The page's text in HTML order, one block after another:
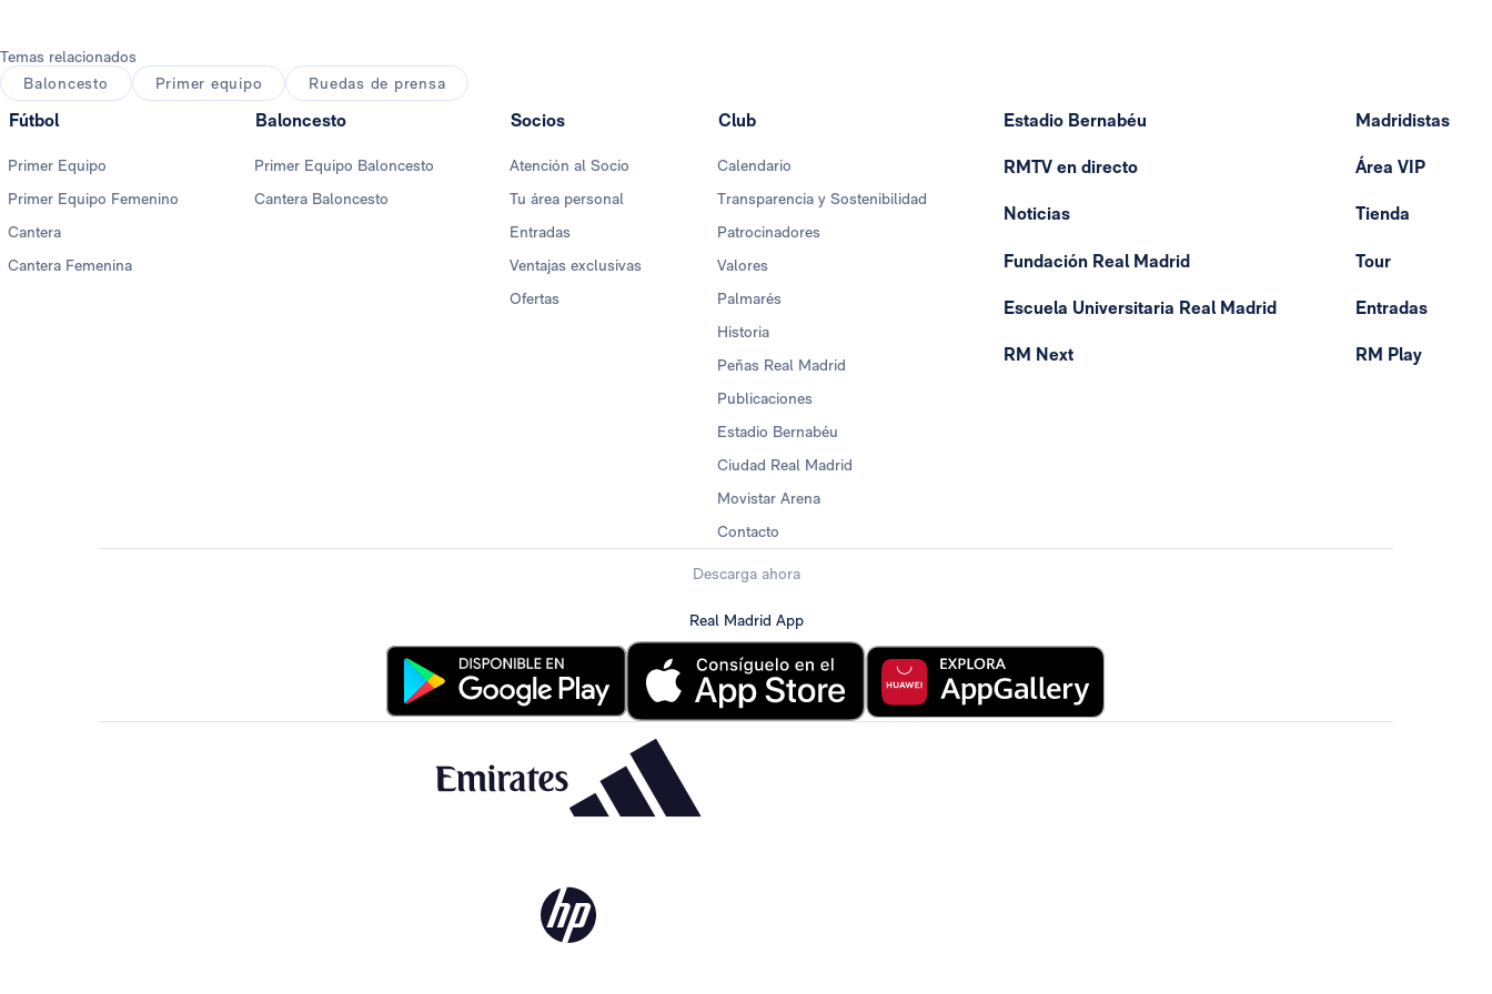
Temas relacionados
Baloncesto
Primer equipo Ruedas de prensa
Fútbol
Primer Equipo
Primer Equipo Femenino
Cantera
Cantera Femenina
Baloncesto
Primer Equipo Baloncesto
Cantera Baloncesto
Socios
Atención al Socio
Tu área personal
Entradas
Ventajas exclusivas
Ofertas
Club
Calendario
Transparencia y Sostenibilidad
Patrocinadores
Valores
Palmarés
Historia
Peñas Real Madrid
Publicaciones
Estadio Bernabéu
Ciudad Real Madrid
Movistar Arena
Contacto
Estadio Bernabéu
RMTV en directo
Noticias
Fundación Real Madrid
Escuela Universitaria Real Madrid
RM Next
Madridistas
Área VIP
Tienda
Tour
Entradas
RM Play
Descarga ahora
Real Madrid App